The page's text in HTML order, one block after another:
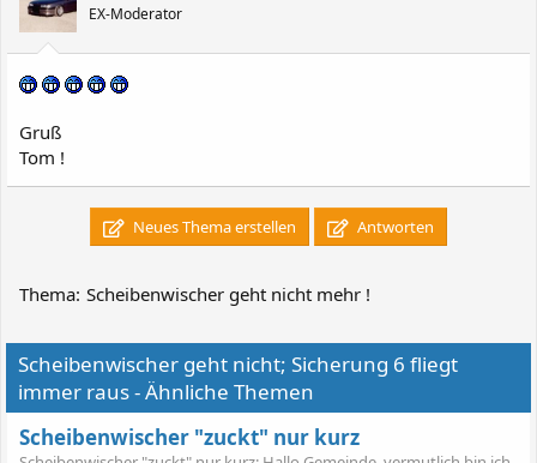
EX-Moderator
Gruß
Tom !
Neues Thema erstellen Antworten
Thema: Scheibenwischer geht nicht mehr !
Scheibenwischer geht nicht; Sicherung 6 fliegt
immer raus - Ähnliche Themen
Scheibenwischer "zuckt" nur kurz